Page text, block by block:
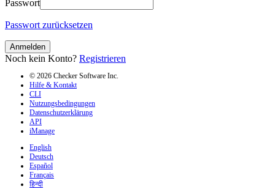
Passwort
Passwort zurücksetzen
Anmelden
Noch kein Konto? Registrieren
© 2026 Checker Software Inc.
Hilfe & Kontakt
CLI
Nutzungsbedingungen
Datenschutzerklärung
API
iManage
English
Deutsch
Español
Français
हिन्दी